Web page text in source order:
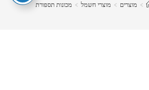
> מוצרים > מוצרי חשמל > מכונות תספורת